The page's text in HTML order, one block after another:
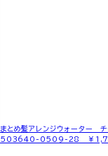
まとめ髪アレンジウォーター
503640-0509-28 ￥